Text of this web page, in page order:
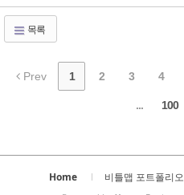
목록
Prev 1 2 3 4
... 100
Home 비틀맵 포트폴리오